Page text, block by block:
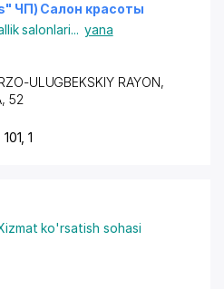
ЧП) Салон красоты
salonlari... yana
ULUGBEKSKIY RAYON,
, 52
1
ko'rsatish sohasi